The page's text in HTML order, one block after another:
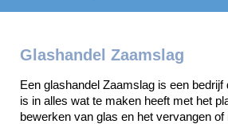
Glashandel Zaamslag
Een glashandel Zaamslag is een
is in alles wat te maken heeft met het
bewerken van glas en het vervangen